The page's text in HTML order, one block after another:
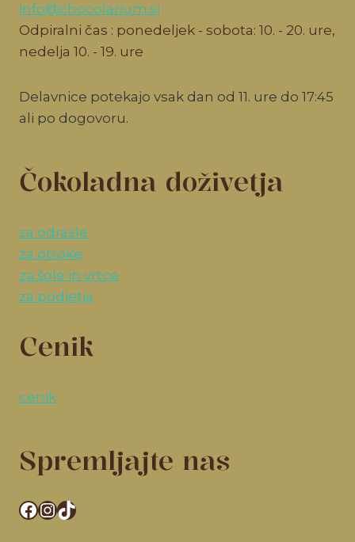
info@chocolarium.si
Odpiralni čas : ponedeljek - sobota: 10. - 20. ure,
nedelja 10. - 19. ure
Delavnice potekajo vsak dan od 11. ure do 17:45
ali po dogovoru.
Čokoladna doživetja
za odrasle
za otroke
za šole in vrtce
za podjetja
Cenik
cenik
Spremljajte nas
Facebook
Instagram
TikTok